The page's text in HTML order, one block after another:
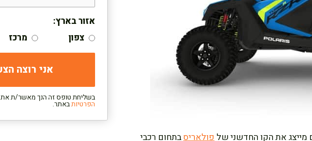
פולאריסבתחום רכבי
אזור בארץ:
צפון
מרכז
בשליחת טופס זה הנך מאשר/ת את
הפרטיותבאתר.